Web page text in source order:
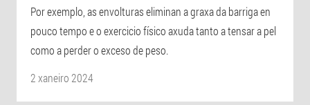
Por exemplo, as envolturas eliminan a graxa da barriga en
pouco tempo e o exercicio físico axuda tanto a tensar a pel
como a perder o exceso de peso.
2 xaneiro 2024